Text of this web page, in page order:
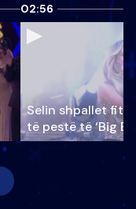
02:56
Selin shpallet
të pestë të ‘Big